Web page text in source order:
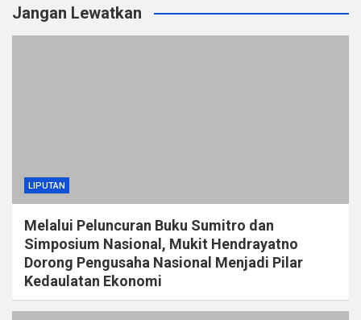
Jangan Lewatkan
LIPUTAN
Melalui Peluncuran Buku Sumitro dan
Simposium Nasional, Mukit Hendrayatno
Dorong Pengusaha Nasional Menjadi Pilar
Kedaulatan Ekonomi